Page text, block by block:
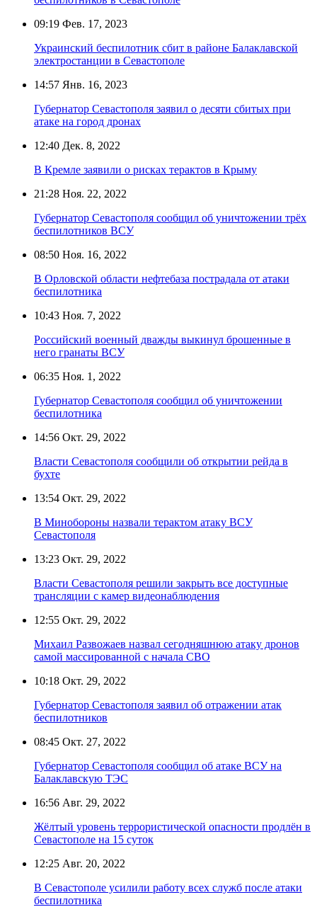
09:19 Фев. 17, 2023
Украинский беспилотник сбит в районе Балаклавской
электростанции в Севастополе
14:57 Янв. 16, 2023
Губернатор Севастополя заявил о десяти сбитых при
атаке на город дронах
12:40 Дек. 8, 2022
В Кремле заявили о рисках терактов в Крыму
21:28 Ноя. 22, 2022
Губернатор Севастополя сообщил об уничтожении трёх
беспилотников ВСУ
08:50 Ноя. 16, 2022
В Орловской области нефтебаза пострадала от атаки
беспилотника
10:43 Ноя. 7, 2022
Российский военный дважды выкинул брошенные в
него гранаты ВСУ
06:35 Ноя. 1, 2022
Губернатор Севастополя сообщил об уничтожении
беспилотника
14:56 Окт. 29, 2022
Власти Севастополя сообщили об открытии рейда в
бухте
13:54 Окт. 29, 2022
В Минобороны назвали терактом атаку ВСУ
Севастополя
13:23 Окт. 29, 2022
Власти Севастополя решили закрыть все доступные
трансляции с камер видеонаблюдения
12:55 Окт. 29, 2022
Михаил Развожаев назвал сегодняшнюю атаку дронов
самой массированной с начала СВО
10:18 Окт. 29, 2022
Губернатор Севастополя заявил об отражении атак
беспилотников
08:45 Окт. 27, 2022
Губернатор Севастополя сообщил об атаке ВСУ на
Балаклавскую ТЭС
16:56 Авг. 29, 2022
Жёлтый уровень террористической опасности продлён в
Севастополе на 15 суток
12:25 Авг. 20, 2022
В Севастополе усилили работу всех служб после атаки
беспилотника